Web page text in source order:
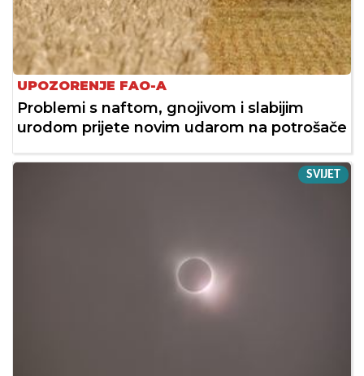
UPOZORENJE FAO-A
Problemi s naftom, gnojivom i slabijim
urodom prijete novim udarom na potrošače
SVIJET